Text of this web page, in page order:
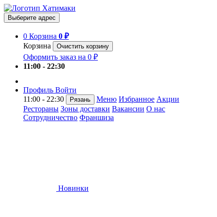
Выберите адрес
0 Корзина 0 ₽
Корзина
Очистить корзину
Оформить заказ на 0 ₽
11:00 - 22:30
Профиль Войти
11:00 - 22:30
Рязань Меню Избранное Акции
Рестораны Зоны доставки Вакансии О нас
Сотрудничество Франшиза
Новинки